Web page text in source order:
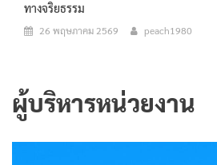
ทางจริยธรรม
26 พฤษภาคม 2569 peach1980
ผู้บริหารหน่วยงาน